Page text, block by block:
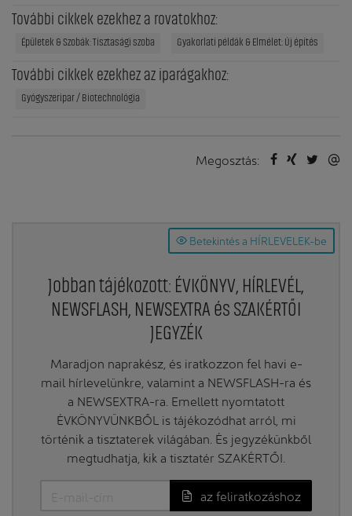
További cikkek ezekhez a rovatokhoz:
Épületek & Szobák: Tisztasági szoba Gyakorlati példák & Elmélet: Új építés
További cikkek ezekhez az iparágakhoz:
Gyógyszeripar / Biotechnológia
Megosztás:
Betekintés a HÍRLEVELEK-be
Jobban tájékozott: ÉVKÖNYV, HÍRLEVÉL,
NEWSFLASH, NEWSEXTRA és SZAKÉRTŐI
JEGYZÉK
Maradjon naprakész, és iratkozzon fel havi e-
mail hírlevelünkre, valamint a NEWSFLASH-ra és
a NEWSEXTRA-ra. Emellett nyomtatott
ÉVKÖNYVÜNKBŐL is tájékozódhat arról, mi
történik a tisztaterek világában. És jegyzékünkből
megtudhatja, kik a tisztatér SZAKÉRTŐI.
az feliratkozáshoz